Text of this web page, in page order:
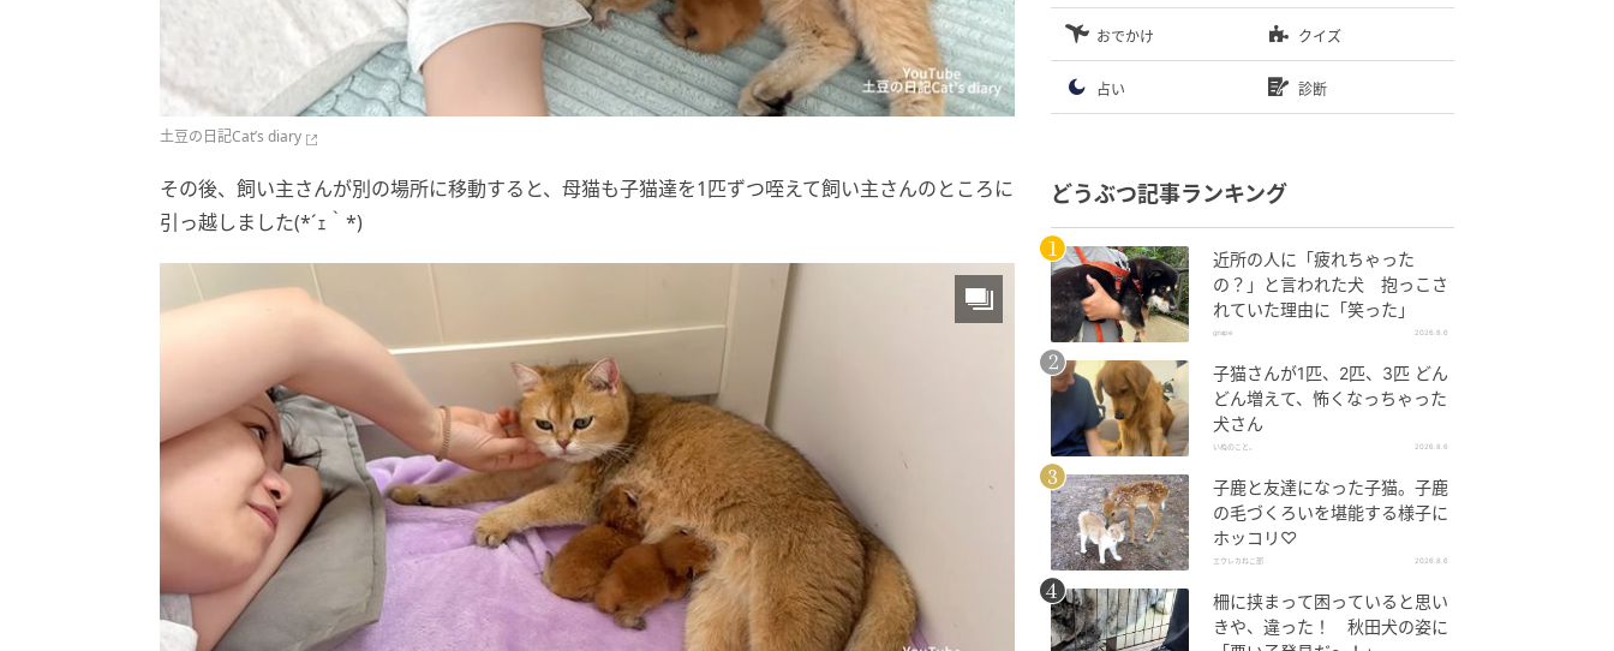
土豆の日記Cat’s diary
その後、飼い主さんが別の場所に移動すると、母猫も子猫達を1匹ずつ咥えて飼い主さんのところに
引っ越しました(*´ｪ｀*)
おでかけ クイズ
占い 診断
どうぶつ記事ランキング
近所の人に「疲れちゃった
の？」と言われた犬 抱っこさ
れていた理由に「笑った」
grape 2026.8.6
子猫さんが1匹、2匹、3匹 どん
どん増えて、怖くなっちゃった
犬さん
いぬのこと。 2026.8.6
子鹿と友達になった子猫。子鹿
の毛づくろいを堪能する様子に
ホッコリ♡
エウレカねこ部 2026.8.6
柵に挟まって困っていると思い
きや、違った！ 秋田犬の姿に